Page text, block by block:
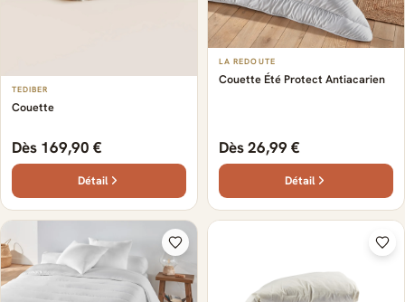
TEDIBER
Couette
Dès 169,90 €
Détail
LA REDOUTE
Couette Été Protect Antiacarien
Dès 26,99 €
Détail